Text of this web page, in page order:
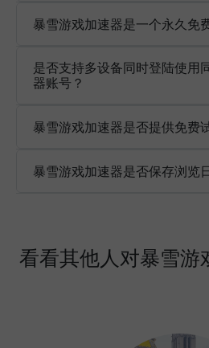
暴雪游戏加速器是一个永久免
是否支持多设备同时登陆使用
器账号？
暴雪游戏加速器是否提供免费
暴雪游戏加速器是否保存浏览
看看其他人对暴雪游